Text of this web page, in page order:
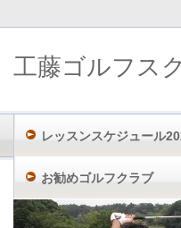
工藤ゴルフスクール TOP
工藤ゴルフス
レッスンスケジュール
お勧めゴルフクラブ